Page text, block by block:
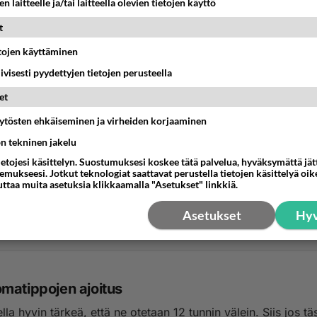
syyt
fi-fi/uutiset/kotimaa/likinäköisten-määrän-
rajusti-suomessa-–-taustalla-saatt...
0
ajoitus
hyvin tärkeä, että ne otetaan 12 tunnin välein. Siis jos
laitteelle ja/tai laitteella olevien tietojen käyttö
käyttäminen
pyydettyjen tietojen perusteella
ehkäiseminen ja virheiden korjaaminen
tekninen jakelu
käsittelyn. Suostumuksesi koskee tätä palvelua, hyväksymättä
Jotkut teknologiat saattavat perustella tietojen käsittelyä
muita asetuksia klikkaamalla "Asetukset" linkkiä.
Asetukset